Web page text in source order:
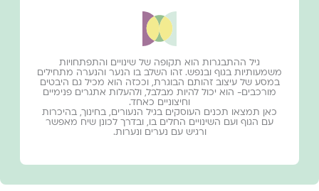
גיל ההתבגרות הוא תקופה של שינויים והתפתחויות
משמעותיות בגוף ובנפש. זהו השלב בו הנער והנערה מתחילים
במסע של עיצוב זהותם הבוגרת, וככזה הוא מכיל גם היבטים
מורכבים- הוא יכול להיות מבלבל, ולהעלות אתגרים פנימיים
וחיצוניים כאחד.
כאן תמצאו תכנים העוסקים בגיל הנעורים, בחינוך, בהיכרות
עם הגוף ועם השינויים החלים בו, ובדרך לכונן שיח מאפשר
ורגיש עם נערים ונערות.